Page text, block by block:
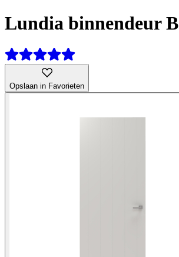
Lundia binnendeur
Opslaan in Favorieten